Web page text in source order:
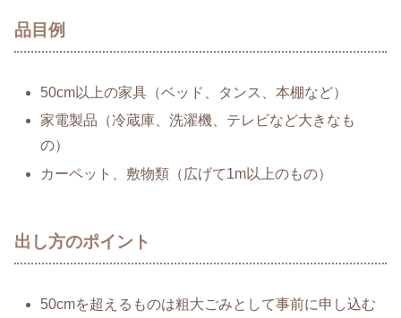
品目例
50cm以上の家具（ベッド、タンス、本棚など）
家電製品（冷蔵庫、洗濯機、テレビなど大きなも
の）
カーペット、敷物類（広げて1m以上のもの）
出し方のポイント
50cmを超えるものは粗大ごみとして事前に申し込む